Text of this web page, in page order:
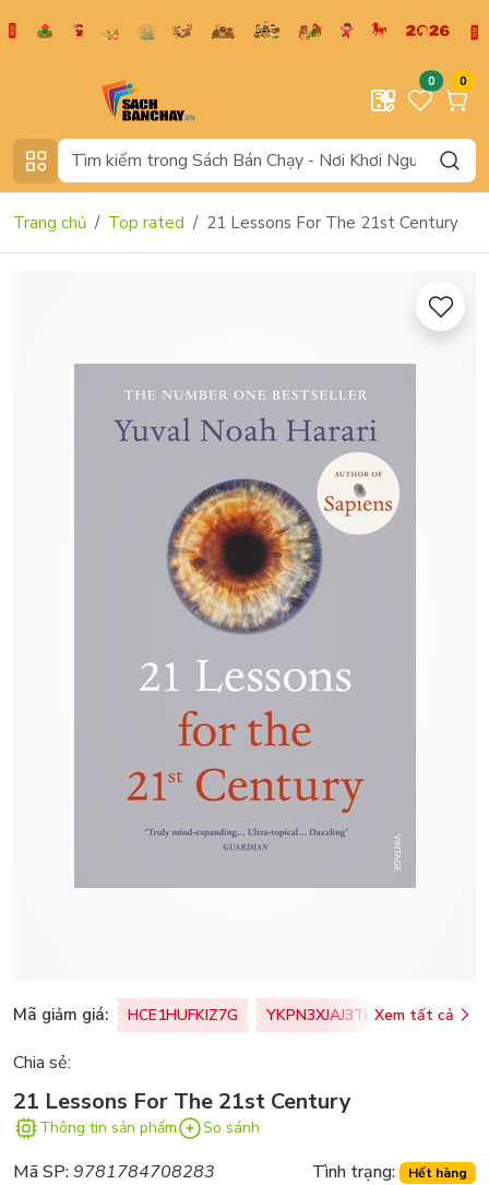
0 0
Trang chủ Top rated 21 Lessons For The 21st Century
Mã giảm giá: HCE1HUFKIZ7G YKPN3XJAJ3TJ Xem tất cả
Chia sẻ:
21 Lessons For The 21st Century
Thông tin sản phẩm So sánh
Mã SP:9781784708283 Tình trạng: Hết hàng